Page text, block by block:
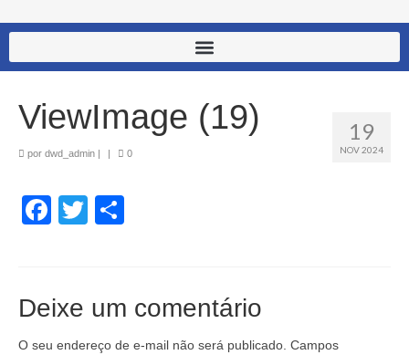
19
NOV 2024
ViewImage (19)
por dwd_admin 0
Facebook
Twitter
Deixe um comentário
O seu endereço de e-mail não será publicado. Campos